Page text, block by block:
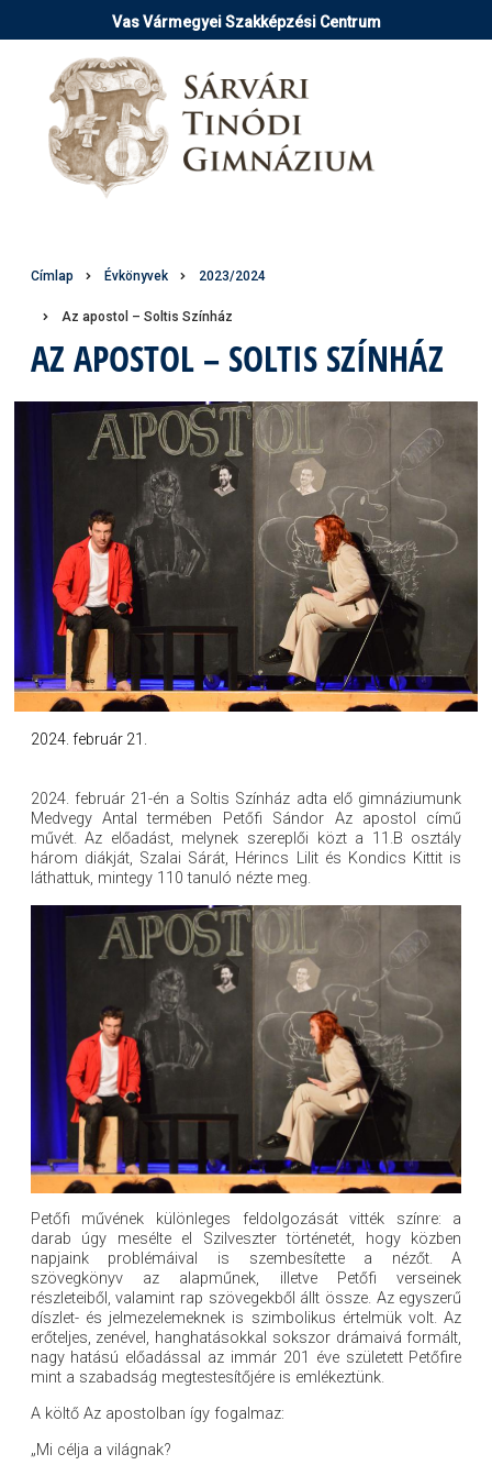
a
tartalomra
Vas Vármegyei Szakképzési Centrum
Morzsa
Címlap Évkönyvek 2023/2024
Az apostol – Soltis Színház
AZ APOSTOL – SOLTIS SZÍNHÁZ
2024. február 21-én a Soltis Színház adta elő gimnáziumunk
Medvegy Antal termében Petőfi Sándor Az apostol című
művét. Az előadást, melynek szereplői közt a 11.B osztály
három diákját, Szalai Sárát, Hérincs Lilit és Kondics Kittit is
láthattuk, mintegy 110 tanuló nézte meg.
Petőfi művének különleges feldolgozását vitték színre: a
darab úgy mesélte el Szilveszter történetét, hogy közben
napjaink problémáival is szembesítette a nézőt. A
szövegkönyv az alapműnek, illetve Petőfi verseinek
részleteiből, valamint rap szövegekből állt össze. Az egyszerű
díszlet- és jelmezelemeknek is szimbolikus értelmük volt. Az
erőteljes, zenével, hanghatásokkal sokszor drámaivá formált,
nagy hatású előadással az immár 201 éve született Petőfire
mint a szabadság megtestesítőjére is emlékeztünk.
A költő Az apostolban így fogalmaz:
„Mi célja a világnak?
2024. február 21.